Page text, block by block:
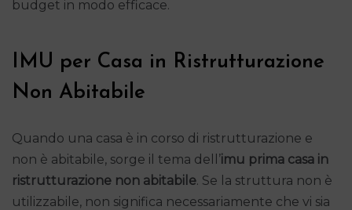
budget in modo efficace.
IMU per Casa in Ristrutturazione
Non Abitabile
Quando una casa è in corso di ristrutturazione e
non è abitabile, sorge il tema dell’imu prima casa in
ristrutturazione non abitabile. Se la struttura non è
utilizzabile, non significa necessariamente che vi sia